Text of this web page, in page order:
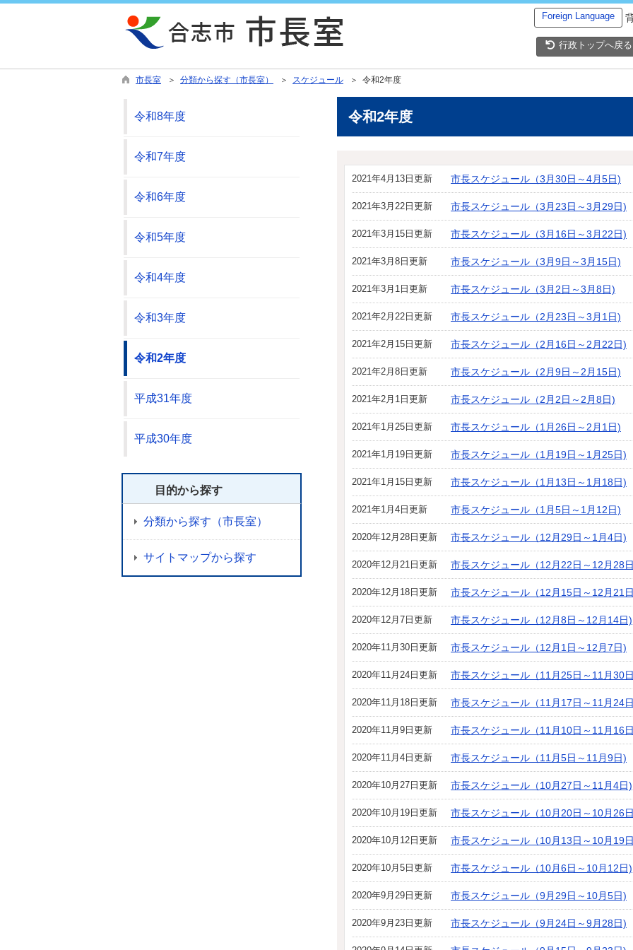
Foreign Language
行政トップへ戻る
市長室 ＞ 分類から探す（市長室） ＞ スケジュール ＞ 令和2年度
令和2年度
2021年4月13日更新 市長スケジュール（3月30日～4月5日)
2021年3月22日更新 市長スケジュール（3月23日～3月29日)
2021年3月15日更新 市長スケジュール（3月16日～3月22日)
2021年3月8日更新 市長スケジュール（3月9日～3月15日)
2021年3月1日更新 市長スケジュール（3月2日～3月8日)
2021年2月22日更新 市長スケジュール（2月23日～3月1日)
2021年2月15日更新 市長スケジュール（2月16日～2月22日)
2021年2月8日更新 市長スケジュール（2月9日～2月15日)
2021年2月1日更新 市長スケジュール（2月2日～2月8日)
2021年1月25日更新 市長スケジュール（1月26日～2月1日)
2021年1月19日更新 市長スケジュール（1月19日～1月25日)
2021年1月15日更新 市長スケジュール（1月13日～1月18日)
2021年1月4日更新 市長スケジュール（1月5日～1月12日)
2020年12月28日更新 市長スケジュール（12月29日～1月4日)
2020年12月21日更新 市長スケジュール（12月22日～12月28
2020年12月18日更新 市長スケジュール（12月15日～12月21
2020年12月7日更新 市長スケジュール（12月8日～12月14日)
2020年11月30日更新 市長スケジュール（12月1日～12月7日)
2020年11月24日更新 市長スケジュール（11月25日～11月30
2020年11月18日更新 市長スケジュール（11月17日～11月24
2020年11月9日更新 市長スケジュール（11月10日～11月16
2020年11月4日更新 市長スケジュール（11月5日～11月9日)
2020年10月27日更新 市長スケジュール（10月27日～11月4日)
2020年10月19日更新 市長スケジュール（10月20日～10月26
2020年10月12日更新 市長スケジュール（10月13日～10月19
2020年10月5日更新 市長スケジュール（10月6日～10月12日)
2020年9月29日更新 市長スケジュール（9月29日～10月5日)
2020年9月23日更新 市長スケジュール（9月24日～9月28日)
令和8年度
令和7年度
令和6年度
令和5年度
令和4年度
令和3年度
令和2年度
平成31年度
平成30年度
目的から探す
分類から探す（市長室）
サイトマップから探す